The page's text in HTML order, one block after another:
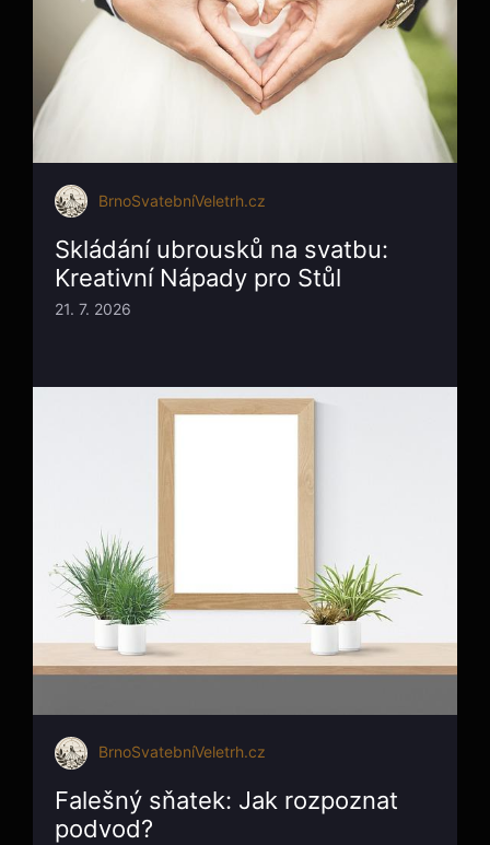
BrnoSvatebníVeletrh.cz
Skládání ubrousků na svatbu:
Kreativní Nápady pro Stůl
21. 7. 2026
BrnoSvatebníVeletrh.cz
Falešný sňatek: Jak rozpoznat
podvod?